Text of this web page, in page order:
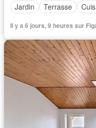
Jardin
Terrasse
Il y a 6 jours, 9 heures sur